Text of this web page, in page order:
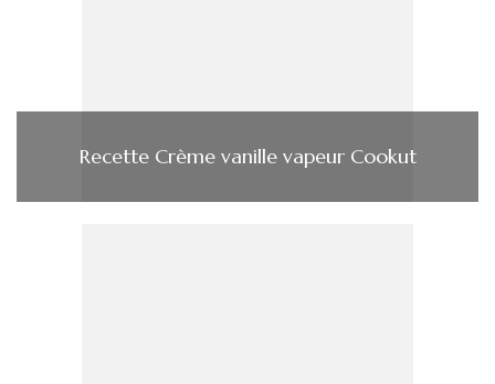
Recette Crème vanille vapeur Cookut